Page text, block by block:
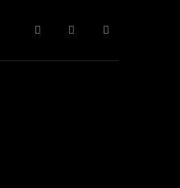
Pendidikan More